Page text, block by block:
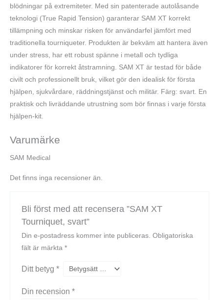
blödningar på extremiteter. Med sin patenterade autolåsande
teknologi (True Rapid Tension) garanterar SAM XT korrekt
tillämpning och minskar risken för användarfel jämfört med
traditionella tourniqueter. Produkten är bekväm att hantera även
under stress, har ett robust spänne i metall och tydliga
indikatorer för korrekt åtstramning. SAM XT är testad för både
civilt och professionellt bruk, vilket gör den idealisk för första
hjälpen, sjukvårdare, räddningstjänst och militär. Färg: svart. En
praktisk och livräddande utrustning som bör finnas i varje första
hjälpen-kit.
Varumärke
SAM Medical
Det finns inga recensioner än.
Bli först med att recensera ”SAM XT
Tourniquet, svart”
Din e-postadress kommer inte publiceras. Obligatoriska
fält är märkta *
Ditt betyg *
Din recension *